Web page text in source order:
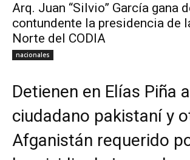
Arq. Juan “Silvio” García gana
contundente la presidencia de
Norte del CODIA
nacionales
Detienen en Elías Piña a
ciudadano pakistaní y
Afganistán requerido